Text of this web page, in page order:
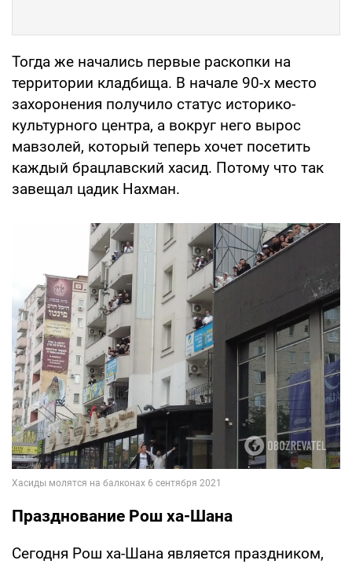
Тогда же начались первые раскопки на
территории кладбища. В начале 90-х место
захоронения получило статус историко-
культурного центра, а вокруг него вырос
мавзолей, который теперь хочет посетить
каждый брацлавский хасид. Потому что так
завещал цадик Нахман.
Празднование Рош ха-Шана
Сегодня Рош ха-Шана является праздником,